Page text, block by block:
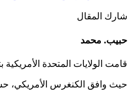
شارك المقال
حبيب. محمد
قامت الولايات المتحدة
حيث وافق الكنغرس الأمريكي، حسب